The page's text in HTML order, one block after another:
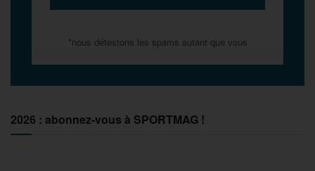
*nous détestons les spams autant que vous
2026 : abonnez-vous à SPORTMAG !